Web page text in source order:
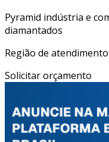
Pyramid indústria e
diamantados
Região de
Solicitar orçamento